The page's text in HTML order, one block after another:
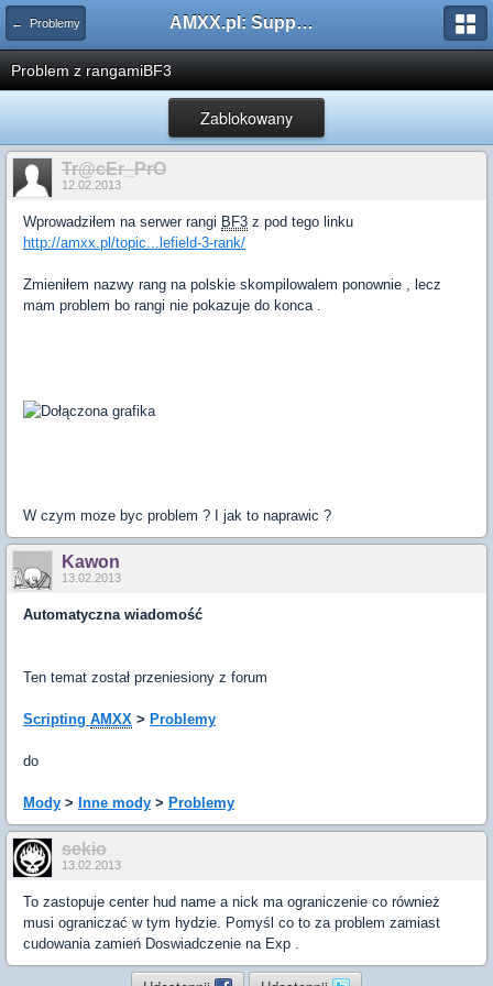
← Problemy AMXX.pl: Support AMX Mod X i SourceMod
Problem z rangamiBF3
Zablokowany
Tr@cEr_PrO
12.02.2013
Wprowadziłem na serwer rangi BF3 z pod tego linku
http://amxx.pl/topic...lefield-3-rank/
Zmieniłem nazwy rang na polskie skompilowalem ponownie , lecz
mam problem bo rangi nie pokazuje do konca .
W czym moze byc problem ? I jak to naprawic ?
Kawon
13.02.2013
Automatyczna wiadomość
Ten temat został przeniesiony z forum
Scripting AMXX > Problemy
do
Mody > Inne mody > Problemy
sekio
13.02.2013
To zastopuje center hud name a nick ma ograniczenie co również
musi ograniczać w tym hydzie. Pomyśl co to za problem zamiast
cudowania zamień Doswiadczenie na Exp .